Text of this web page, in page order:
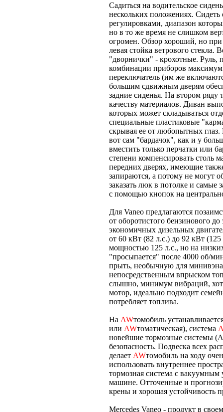
Садиться на водительское
нескольких положениях. Сидеть
регулировками, диапазон
но в то же время не слишком
огромен. Обзор хороший, но
левая стойка ветрового стекла.
"дворнички" - крохотные. Руль,
комбинации приборов
переключатель (им же
большим сдвижным дверям
задние сиденья. На втором ряду
качеству материалов. Диван
которых может складываться
специальные пластиковые
скрывая ее от любопытных
вот сам "бардачок", как и у
вместить только перчатки или
степени компенсировать столь
передних дверях, имеющие
запираются, а потому не могут
заказать люк в потолке и самые
с помощью кнопок на
Для Vaneo предлагаются
от оборотистого бензинового
экономичных дизельных
от 60 кВт (82 л.с.) до 92 кВт
мощностью 125 л.с., но на
"просыпается" после 4000 об/
прыть, необычную для
непосредственным впрыском
слышно, минимум вибраций,
мотор, идеально подходит
потребляет топлива.
На AWтомобиль
или AWтоматическая), система
новейшие тормозные системы
безопасность. Подвеска всех
делает AWтомобиль на ходу
использовать внутреннее
тормозная система с
машине. Отточенные и
крены и хорошая устойчивость
Mercеdes Vaneo - продукт в